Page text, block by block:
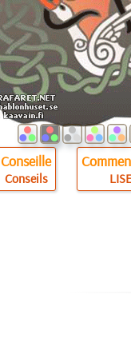
Conseille
Conseils